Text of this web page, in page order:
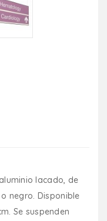
lacado, de
negro. Disponible
Se suspenden